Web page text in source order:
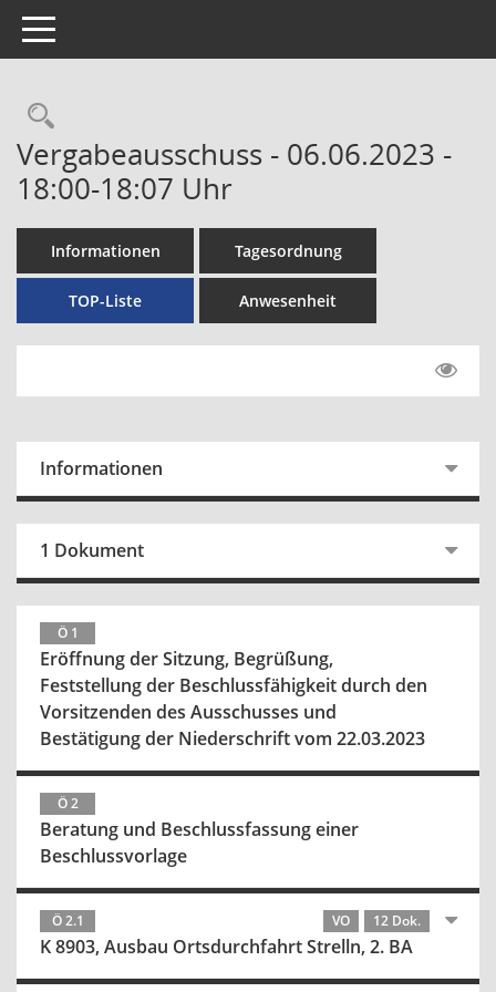
Toggle navigation
Rechercheauswahl
Vergabeausschuss - 06.06.2023 -
18:00-18:07 Uhr
Informationen Tagesordnung
TOP-Liste Anwesenheit
Informationen
1 Dokument
Ö 1
Eröffnung der Sitzung, Begrüßung,
Feststellung der Beschlussfähigkeit durch den
Vorsitzenden des Ausschusses und
Bestätigung der Niederschrift vom 22.03.2023
Ö 2
Beratung und Beschlussfassung einer
Beschlussvorlage
Ö 2.1 VO 12 Dok.
K 8903, Ausbau Ortsdurchfahrt Strelln, 2. BA